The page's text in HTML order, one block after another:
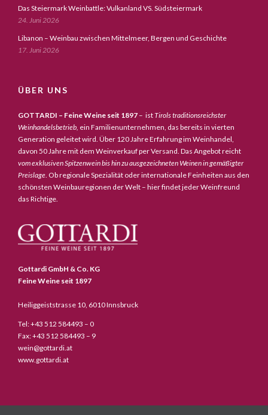
Das Steiermark Weinbattle: Vulkanland VS. Südsteiermark
24. Juni 2026
Libanon – Weinbau zwischen Mittelmeer, Bergen und Geschichte
17. Juni 2026
ÜBER UNS
GOTTARDI – Feine Weine seit 1897 – istTirols traditionsreichster
Weinhandelsbetrieb, ein Familienunternehmen, das bereits in vierten
Generation geleitet wird. Über 120 Jahre Erfahrung im Weinhandel,
davon 50 Jahre mit dem Weinverkauf per Versand. Das Angebot reicht
vom exklusiven Spitzenwein bis hin zu ausgezeichneten Weinen in gemäßigter
Preislage. Ob regionale Spezialität oder internationale Feinheiten aus den
schönsten Weinbauregionen der Welt – hier findet jeder Weinfreund
das Richtige.
Gottardi GmbH & Co. KG
Feine Weine seit 1897
Heiliggeiststrasse 10, 6010 Innsbruck
Tel: +43 512 584493 – 0
Fax: +43 512 584493 – 9
wein@gottardi.at
www.gottardi.at